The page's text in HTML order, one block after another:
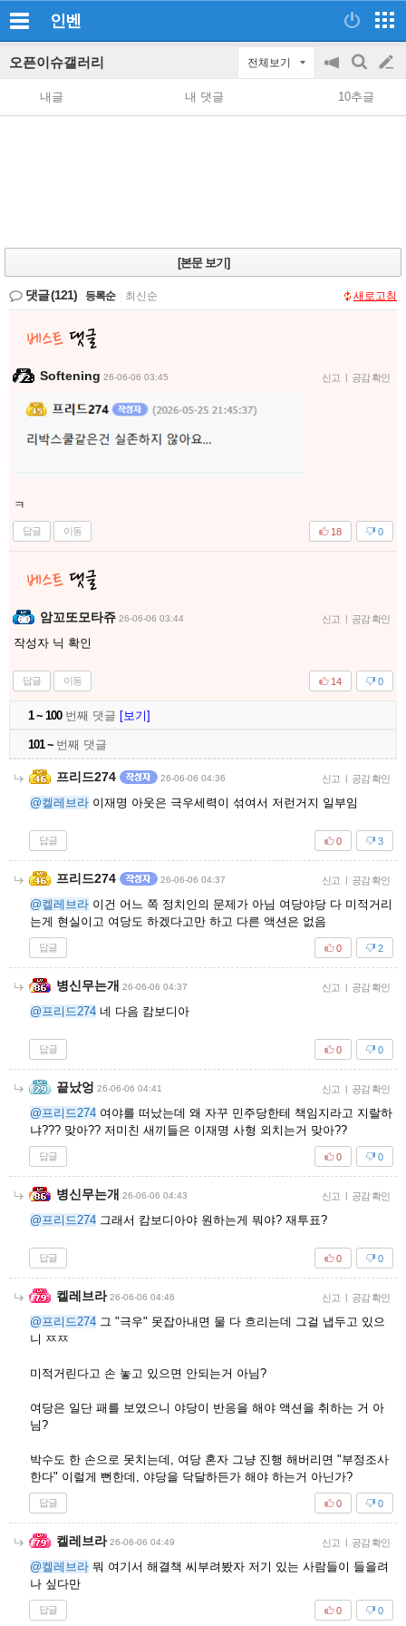
인벤
오픈이슈갤러리 전체보기
공
지
on/off
검
색
글
쓰
내글 내 댓글 10추글
[본문 보기]
댓글(121) 등록순 최신순 새로고침
Softening 26-06-06 03:45 신고 | 공감 확인
ㅋ
답글 이동 0
18
암꼬또모타쥬 26-06-06 03:44 신고 | 공감 확인
작성자 닉 확인
답글 이동 0
14
1 ~ 100번째 댓글 [보기]
101 ~ 번째 댓글
프리드274 26-06-06 04:36 신고 | 공감 확인
@켈레브라 이재명 아웃은 극우세력이 섞여서 저런거지 일부임
답글 3
0
프리드274 26-06-06 04:37 신고 | 공감 확인
@켈레브라 이건 어느 쪽 정치인의 문제가 아님 여당야당 다 미적거리
는게 현실이고 여당도 하겠다고만 하고 다른 액션은 없음
답글 2
0
병신무는개 26-06-06 04:37 신고 | 공감 확인
@프리드274 네 다음 캄보디아
답글 0
0
끝났엉 26-06-06 04:41 신고 | 공감 확인
@프리드274 여야를 떠났는데 왜 자꾸 민주당한테 책임지라고 지랄하
냐??? 맞아?? 저미친 새끼들은 이재명 사형 외치는거 맞아??
답글 0
0
병신무는개 26-06-06 04:43 신고 | 공감 확인
@프리드274 그래서 캄보디아야 원하는게 뭐야? 재투표?
답글 0
0
켈레브라 26-06-06 04:46 신고 | 공감 확인
@프리드274 그 "극우" 못잡아내면 물 다 흐리는데 그걸 냅두고 있으
니 ㅉㅉ
미적거린다고 손 놓고 있으면 안되는거 아님?
여당은 일단 패를 보였으니 야당이 반응을 해야 액션을 취하는 거 아
님?
박수도 한 손으로 못치는데, 여당 혼자 그냥 진행 해버리면 "부정조사
한다" 이럴게 뻔한데, 야당을 닥달하든가 해야 하는거 아닌가?
답글 0
0
켈레브라 26-06-06 04:49 신고 | 공감 확인
@켈레브라 뭐 여기서 해결책 씨부려봤자 저기 있는 사람들이 들을려
나 싶다만
답글 0
0